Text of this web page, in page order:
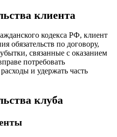
клиента
кодекса РФ, клиент
обязательств по договору,
связанные с оказанием
потребовать
и удержать часть
клуба